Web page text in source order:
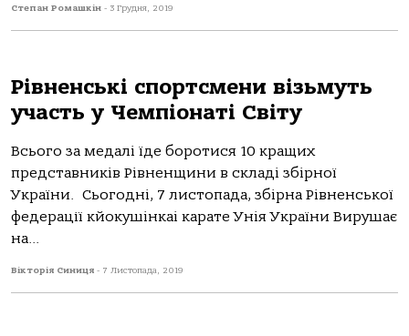
Степан Ромашкін - 3 Грудня, 2019
Рівненські спортсмени візьмуть
участь у Чемпіонаті Світу
Всього за медалі їде боротися 10 кращих
представників Рівненщини в складі збірної
України. Сьогодні, 7 листопада, збірна Рівненської
федерації кйокушінкаі карате Унія України Вирушає
на...
Вікторія Синиця - 7 Листопада, 2019